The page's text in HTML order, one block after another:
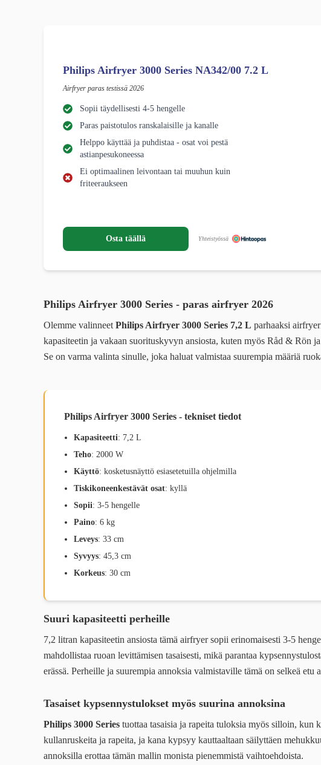
Philips Airfryer 3000 Series NA342/00 7.2 L
Airfryer paras testissä 2026
Sopii täydellisesti 4-5 hengelle
Paras paistotulos ranskalaisille ja kanalle
Helppo käyttää ja puhdistaa - osat voi pestä
astianpesukoneessa
Ei optimaalinen leivontaan tai muuhun kuin
friteeraukseen
Osta täällä Yhteistyössä
Philips Airfryer 3000 Series - paras airfryer 2026
Olemme valinneet Philips Airfryer 3000 Series 7,2 L parhaaksi
kapasiteetin ja vakaan suorituskyvyn ansiosta, kuten myös Råd & Rön
Se on varma valinta sinulle, joka haluat valmistaa suurempia määriä
Philips Airfryer 3000 Series - tekniset tiedot
Kapasiteetti: 7,2 L
Teho: 2000 W
Käyttö: kosketusnäyttö esiasetetuilla ohjelmilla
Tiskikoneenkestävät osat: kyllä
Sopii: 3-5 hengelle
Paino: 6 kg
Leveys: 33 cm
Syvyys: 45,3 cm
Korkeus: 30 cm
Suuri kapasiteetti perheille
7,2 litran kapasiteetin ansiosta tämä airfryer sopii erinomaisesti 3-5
mahdollistaa ruoan levittämisen tasaisesti, mikä parantaa
erässä. Perheille ja suurempia annoksia valmistaville tämä on selkeä etu
Tasaiset kypsennystulokset myös suurina annoksina
Philips 3000 Series tuottaa tasaisia ja rapeita tuloksia myös silloin, kun
kullanruskeita ja rapeita, ja kana kypsyy kauttaaltaan säilyttäen
annoksilla erottaa tämän mallin monista pienemmistä vaihtoehdoista.